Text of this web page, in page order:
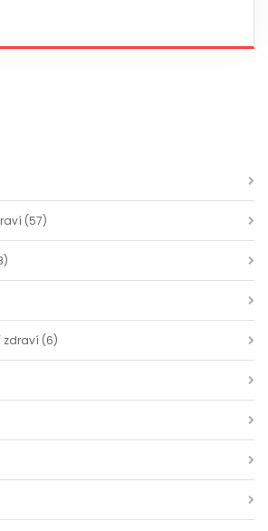
Připomeňme si, že porozumění a
k řešení těchto obtížných situací.
(57)
zdraví (6)